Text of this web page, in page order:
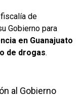
de
Gobierno para
en Guanajuato
de drogas.
al Gobierno